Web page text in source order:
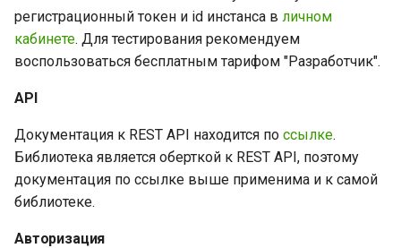
и
я
и
с
к
а
Отметка прочтения
Сервисные методы
Ограничение частоты
запросов
Как создать группу в
Telegram на Golang Client |
GREEN-API
Golang client для
GREEN-API
регистрационный токен и id инстанса в личном
кабинете. Для тестирования рекомендуем
воспользоваться бесплатным тарифом "Разработчик".
API
Документация к REST API находится по ссылке.
Библиотека является оберткой к REST API, поэтому
документация по ссылке выше применима и к самой
библиотеке.
Авторизация